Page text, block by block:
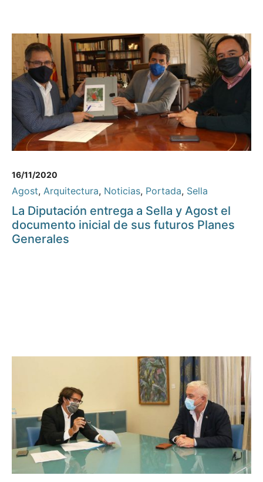
16/11/2020
Agost, Arquitectura, Noticias, Portada, Sella
La Diputación entrega a Sella y Agost el
documento inicial de sus futuros Planes
Generales